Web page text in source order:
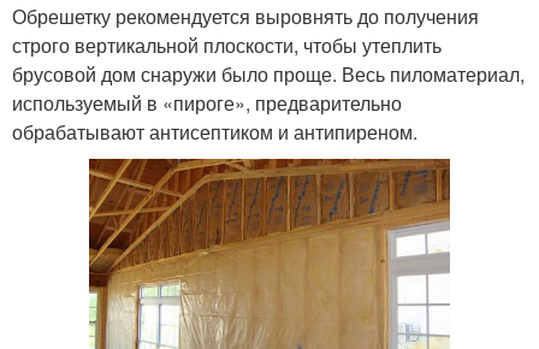
Обрешетку рекомендуется выровнять до получения
строго вертикальной плоскости, чтобы утеплить
брусовой дом снаружи было проще. Весь пиломатериал,
используемый в «пироге», предварительно
обрабатывают антисептиком и антипиреном.